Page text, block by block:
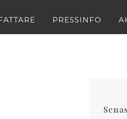
PRESSINFO